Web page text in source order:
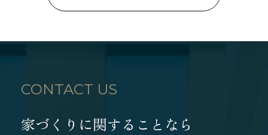
CONTACT US
家づくりに関することなら